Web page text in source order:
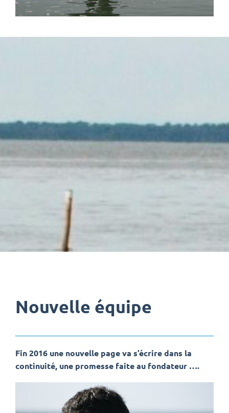
Nouvelle équipe
Fin 2016 une nouvelle page va s’écrire dans la
continuité, une promesse faite au fondateur ….